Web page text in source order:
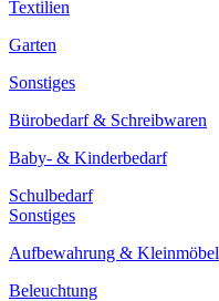
Textilien
Garten
Sonstiges
Bürobedarf & Schreibwaren
Baby- & Kinderbedarf
Schulbedarf
Sonstiges
Aufbewahrung & Kleinmöbel
Beleuchtung